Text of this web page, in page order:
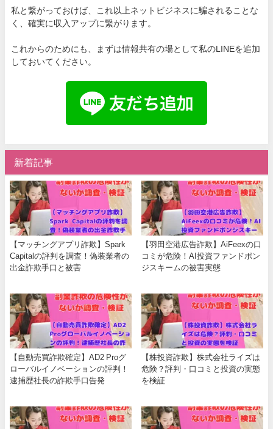
私と繋がっておけば、これ以上ネットビジネスに騙されることな
く、確実に収入アップに繋がります。
これからのためにも、まずは情報共有の場として私のLINEを追加
しておいてください。
新着記事
【マッチングアプリ詐欺】Spark
Capitalの評判を調査！偽装業者の
出金詐欺手口と被害
【羽田空港広告詐欺】AiFeexの口
コミが危険！AI投資ファンドポン
ジスキームの被害実態
【自動売買詐欺確定】AD2 Proグ
ローバルイノベーションの評判！
逮捕歴社長の詐欺手口告発
【株投資詐欺】株式会社ライズは
危険？評判・口コミと投資の実態
を検証